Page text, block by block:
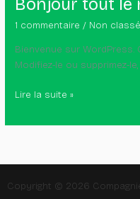
Bonjour tout le
1 commentaire / Non classé
Bienvenue sur
Modifiez-le ou supprimez-
le
monde !
Lire la suite »
Copyright © 2026